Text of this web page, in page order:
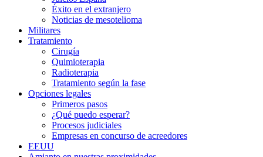
Éxito en el extranjero
Noticias de mesotelioma
Militares
Tratamiento
Cirugía
Quimioterapia
Radioterapia
Tratamiento según la fase
Opciones legales
Primeros pasos
¿Qué puedo esperar?
Procesos judiciales
Empresas en concurso de acreedores
EEUU